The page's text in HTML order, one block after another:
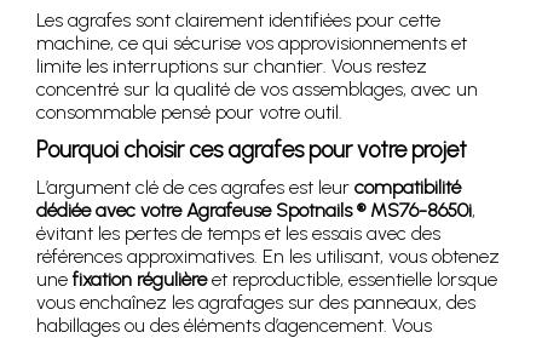
Les agrafes sont clairement identifiées pour cette
machine, ce qui sécurise vos approvisionnements et
limite les interruptions sur chantier. Vous restez
concentré sur la qualité de vos assemblages, avec un
consommable pensé pour votre outil.
Pourquoi choisir ces agrafes pour votre projet
L’argument clé de ces agrafes est leur compatibilité
dédiée avec votre Agrafeuse Spotnails ® MS76-8650i,
évitant les pertes de temps et les essais avec des
références approximatives. En les utilisant, vous obtenez
une fixation régulièreet reproductible, essentielle lorsque
vous enchaînez les agrafages sur des panneaux, des
habillages ou des éléments d’agencement. Vous